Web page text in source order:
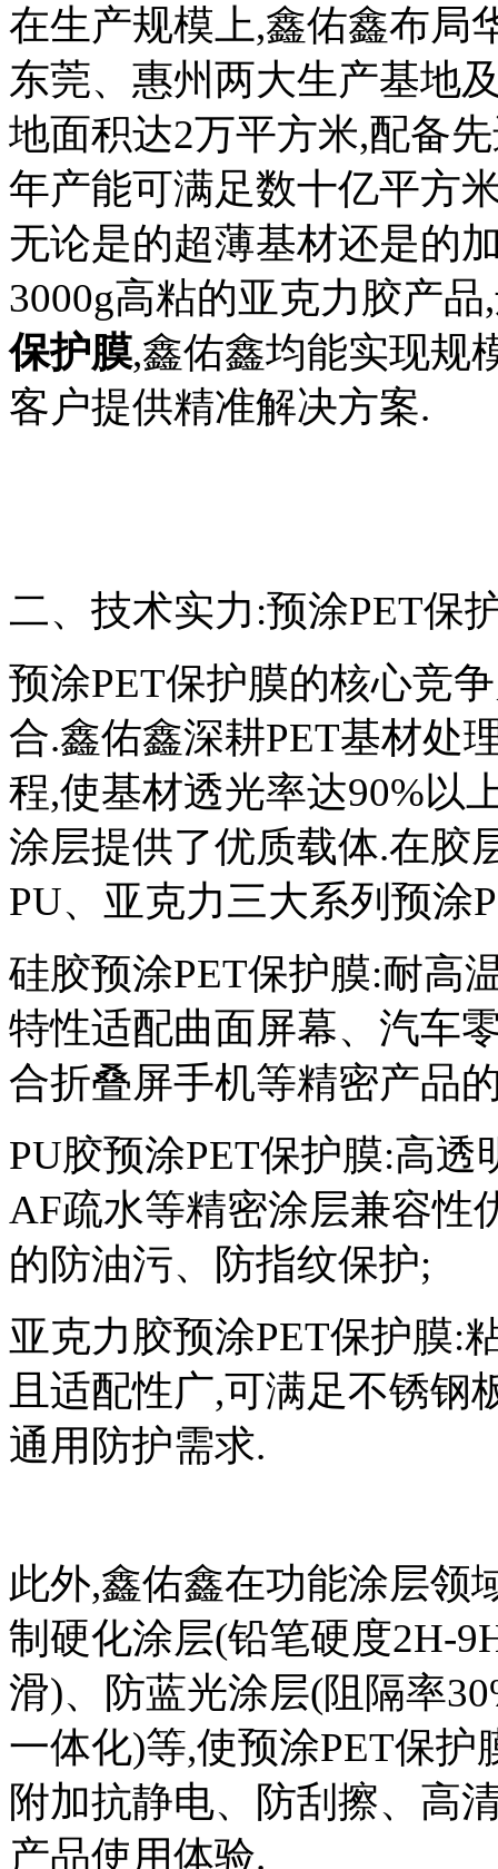
在生产规模上,鑫佑鑫布局
东莞、惠州两大生产基地
地面积达2万平方米,配备
年产能可满足数十亿平方
无论是的超薄基材还是的
3000g高粘的亚克力胶产
保护膜,鑫佑鑫均能实现规
客户提供精准解决方案.
二、技术实力:预涂PET保
预涂PET保护膜的核心竞
合.鑫佑鑫深耕PET基材处
程,使基材透光率达90%以
涂层提供了优质载体.在胶
PU、亚克力三大系列预涂
硅胶预涂PET保护膜:耐高
特性适配曲面屏幕、汽车
合折叠屏手机等精密产品
PU胶预涂PET保护膜:高
AF疏水等精密涂层兼容性
的防油污、防指纹保护;
亚克力胶预涂PET保护膜:
且适配性广,可满足不锈钢
通用防护需求.
此外,鑫佑鑫在功能涂层领
制硬化涂层(铅笔硬度2H-
滑)、防蓝光涂层(阻隔率
一体化)等,使预涂PET保
附加抗静电、防刮擦、高
产品使用体验.